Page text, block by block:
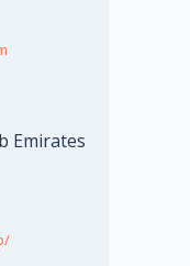
Emirates